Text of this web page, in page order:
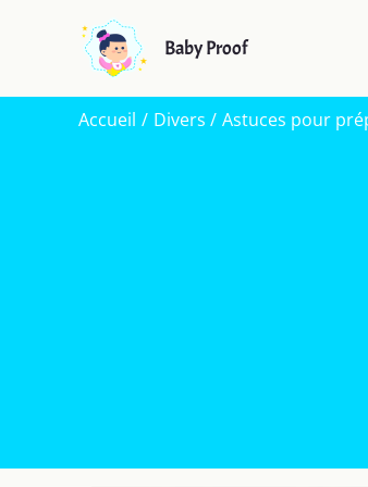
Baby Proof
Accueil Divers Astuces pour